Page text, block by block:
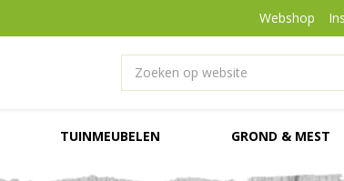
Webshop
TUINMEUBELEN GROND & MEST